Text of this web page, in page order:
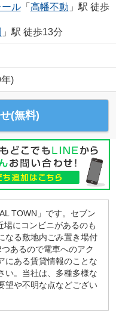
ル「 高幡不動 」駅 徒歩
」駅 徒歩13分
)
(無料)
TOWN」です。セブン
場にコンビニがあるのも
なる敷地内ごみ置き場付
あるので電車へのアク
にある賃貸情報のことな
い。当社は、多種多様な
望や不明な点などござい